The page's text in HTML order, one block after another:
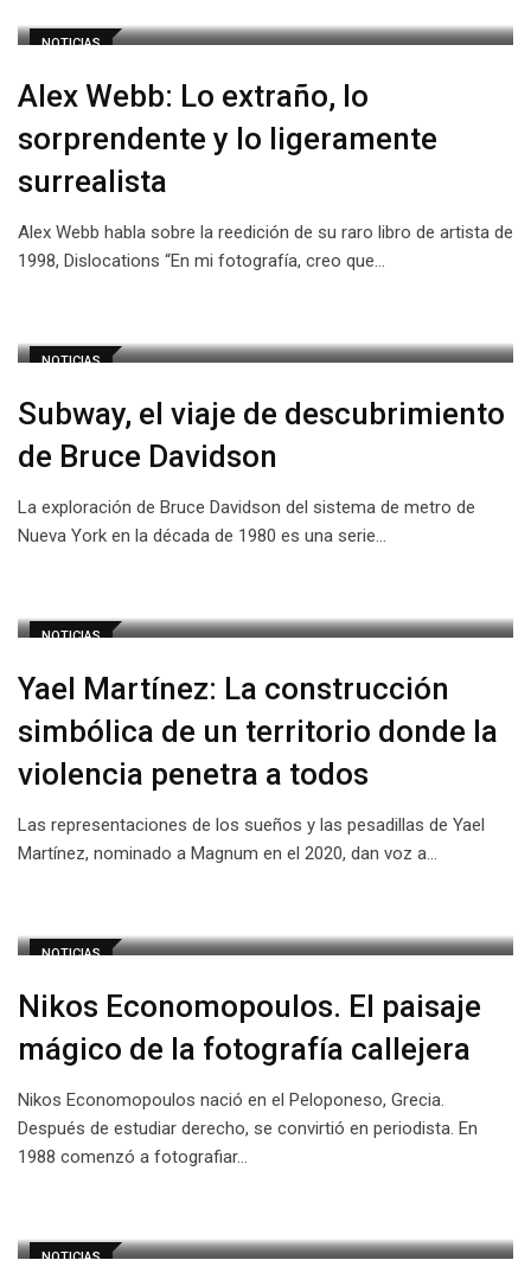
NOTICIAS
Alex Webb: Lo extraño, lo
sorprendente y lo ligeramente
surrealista
Alex Webb habla sobre la reedición de su raro libro de artista de
1998, Dislocations “En mi fotografía, creo que…
NOTICIAS
Subway, el viaje de descubrimiento
de Bruce Davidson
La exploración de Bruce Davidson del sistema de metro de
Nueva York en la década de 1980 es una serie…
NOTICIAS
Yael Martínez: La construcción
simbólica de un territorio donde la
violencia penetra a todos
Las representaciones de los sueños y las pesadillas de Yael
Martínez, nominado a Magnum en el 2020, dan voz a…
NOTICIAS
Nikos Economopoulos. El paisaje
mágico de la fotografía callejera
Nikos Economopoulos nació en el Peloponeso, Grecia.
Después de estudiar derecho, se convirtió en periodista. En
1988 comenzó a fotografiar…
NOTICIAS